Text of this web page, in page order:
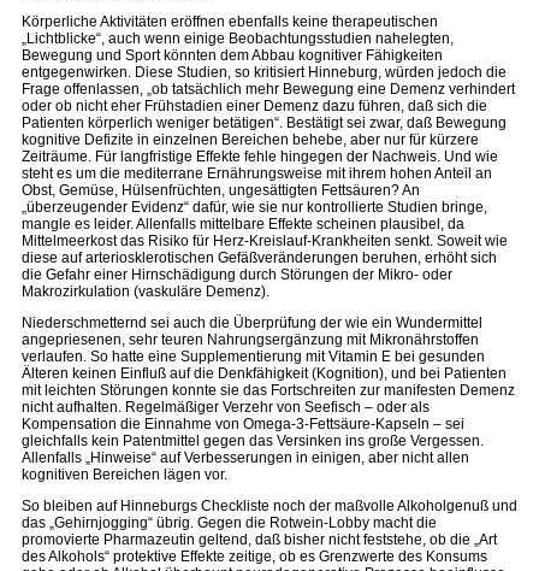
Körperliche Aktivitäten eröffnen ebenfalls keine therapeutischen
„Lichtblicke“, auch wenn einige Beobachtungsstudien nahelegten,
Bewegung und Sport könnten dem Abbau kognitiver Fähigkeiten
entgegenwirken. Diese Studien, so kritisiert Hinneburg, würden jedoch die
Frage offenlassen, „ob tatsächlich mehr Bewegung eine Demenz verhindert
oder ob nicht eher Frühstadien einer Demenz dazu führen, daß sich die
Patienten körperlich weniger betätigen“. Bestätigt sei zwar, daß Bewegung
kognitive Defizite in einzelnen Bereichen behebe, aber nur für kürzere
Zeiträume. Für langfristige Effekte fehle hingegen der Nachweis. Und wie
steht es um die mediterrane Ernährungsweise mit ihrem hohen Anteil an
Obst, Gemüse, Hülsenfrüchten, ungesättigten Fettsäuren? An
„überzeugender Evidenz“ dafür, wie sie nur kontrollierte Studien bringe,
mangle es leider. Allenfalls mittelbare Effekte scheinen plausibel, da
Mittelmeerkost das Risiko für Herz-Kreislauf-Krankheiten senkt. Soweit wie
diese auf arteriosklerotischen Gefäßveränderungen beruhen, erhöht sich
die Gefahr einer Hirnschädigung durch Störungen der Mikro- oder
Makrozirkulation (vaskuläre Demenz).
Niederschmetternd sei auch die Überprüfung der wie ein Wundermittel
angepriesenen, sehr teuren Nahrungsergänzung mit Mikronährstoffen
verlaufen. So hatte eine Supplementierung mit Vitamin E bei gesunden
Älteren keinen Einfluß auf die Denkfähigkeit (Kognition), und bei Patienten
mit leichten Störungen konnte sie das Fortschreiten zur manifesten Demenz
nicht aufhalten. Regelmäßiger Verzehr von Seefisch – oder als
Kompensation die Einnahme von Omega-3-Fettsäure-Kapseln – sei
gleichfalls kein Patentmittel gegen das Versinken ins große Vergessen.
Allenfalls „Hinweise“ auf Verbesserungen in einigen, aber nicht allen
kognitiven Bereichen lägen vor.
So bleiben auf Hinneburgs Checkliste noch der maßvolle Alkoholgenuß und
das „Gehirnjogging“ übrig. Gegen die Rotwein-Lobby macht die
promovierte Pharmazeutin geltend, daß bisher nicht feststehe, ob die „Art
des Alkohols“ protektive Effekte zeitige, ob es Grenzwerte des Konsums